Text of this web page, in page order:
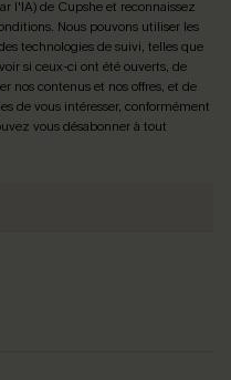
l'IA) de Cupshe et reconnaissez
. Nous pouvons utiliser les
technologies de suivi, telles que
si ceux-ci ont été ouverts, de
nos contenus et nos offres, et de
de vous intéresser, conformément
vous désabonner à tout